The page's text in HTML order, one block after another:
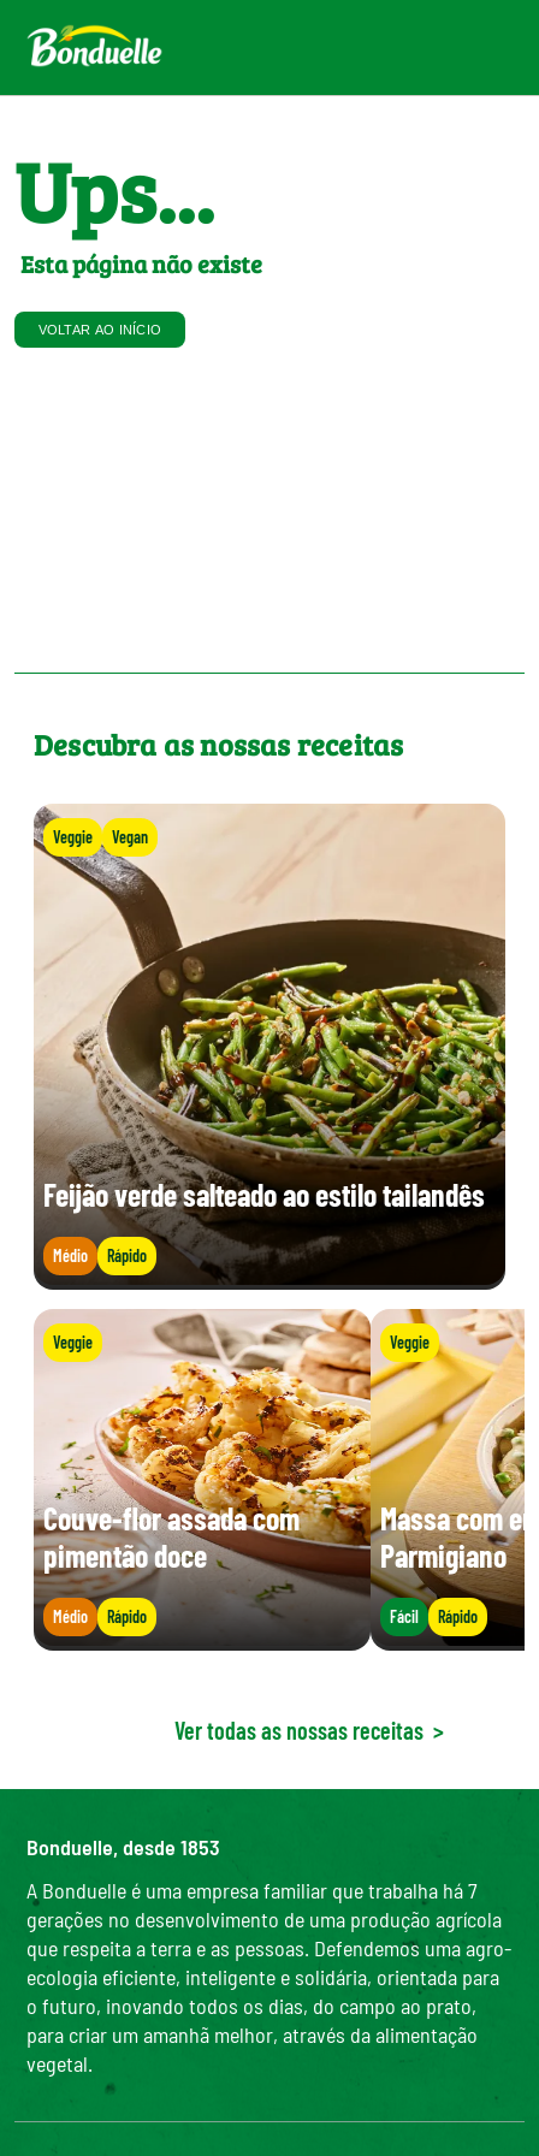
Ups...
Esta página não existe
VOLTAR AO INÍCIO
Descubra as nossas receitas
Veggie Vegan
Feijão verde salteado ao estilo tailandês
Médio Rápido
Veggie
Couve-flor assada com
pimentão doce
Médio Rápido
Veggie
Massa com
Parmigiano
Fácil Rápido
Ver todas as nossas receitas >
Bonduelle, desde 1853
A Bonduelle é uma empresa familiar que trabalha há 7
gerações no desenvolvimento de uma produção agrícola
que respeita a terra e as pessoas. Defendemos uma agro-
ecologia eficiente, inteligente e solidária, orientada para
o futuro, inovando todos os dias, do campo ao prato,
para criar um amanhã melhor, através da alimentação
vegetal.